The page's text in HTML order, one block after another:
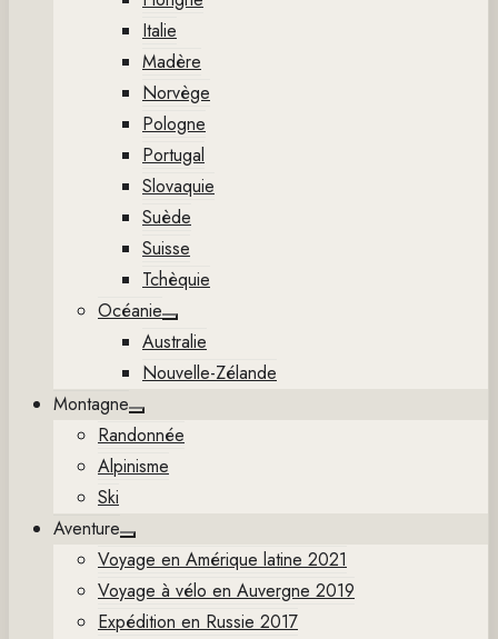
Italie
Madère
Norvège
Pologne
Portugal
Slovaquie
Suède
Suisse
Tchèquie
Océanie
Show
sub
menu
Australie
Nouvelle-Zélande
Montagne
Show
sub
menu
Randonnée
Alpinisme
Ski
Aventure
Show
sub
menu
Voyage en Amérique latine 2021
Voyage à vélo en Auvergne 2019
Expédition en Russie 2017